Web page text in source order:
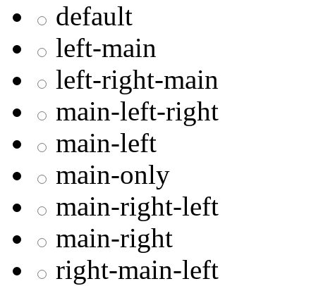
default
left-main
left-right-main
main-left-right
main-left
main-only
main-right-left
main-right
right-main-left